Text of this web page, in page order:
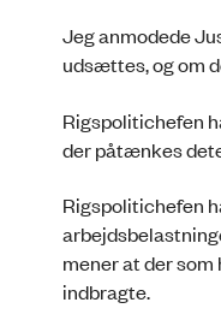
Jeg anmodede
udsættes, og om
Rigspolitichefen
der påtænkes
Rigspolitichefen
mener at der
indbragte.